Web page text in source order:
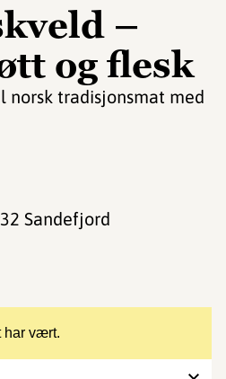
–
og flesk
norsk tradisjonsmat med
har vært.
Sandefjord